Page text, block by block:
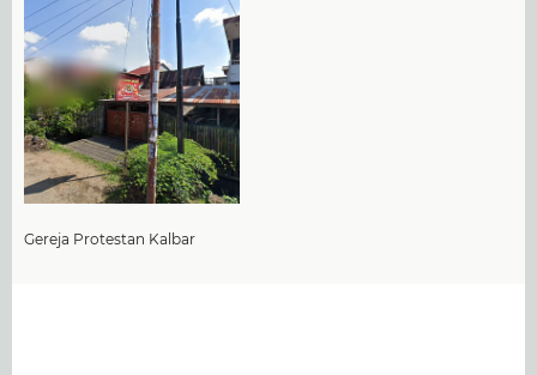
Gereja Protestan Kalbar